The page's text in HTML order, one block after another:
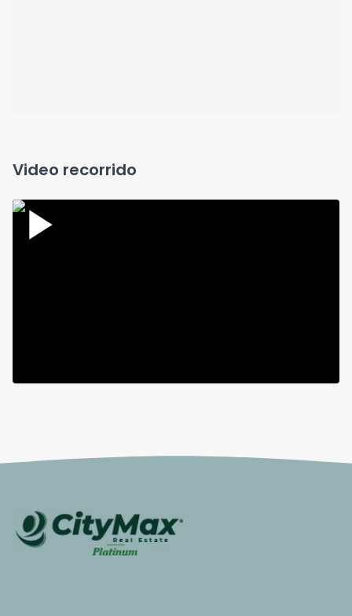
Video recorrido